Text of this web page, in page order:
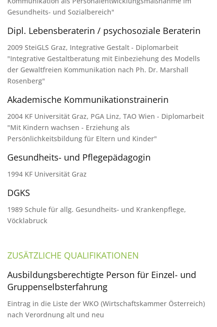
Gesundheits- und Sozialbereich"
Dipl. Lebensberaterin / psychosoziale Beraterin
2009 SteiGLS Graz, Integrative Gestalt - Diplomarbeit
"Integrative Gestaltberatung mit Einbeziehung des Modells
der Gewaltfreien Kommunikation nach Ph. Dr. Marshall
Rosenberg"
Akademische Kommunikationstrainerin
2004 KF Universität Graz, PGA Linz, TAO Wien - Diplomarbeit
"Mit Kindern wachsen - Erziehung als
Persönlichkeitsbildung für Eltern und Kinder"
Gesundheits- und Pflegepädagogin
1994 KF Universität Graz
DGKS
1989 Schule für allg. Gesundheits- und Krankenpflege,
Vöcklabruck
ZUSÄTZLICHE QUALIFIKATIONEN
Ausbildungsberechtigte Person für Einzel- und
Gruppenselbsterfahrung
Eintrag in die Liste der WKO (Wirtschaftskammer Österreich)
nach Verordnung alt und neu